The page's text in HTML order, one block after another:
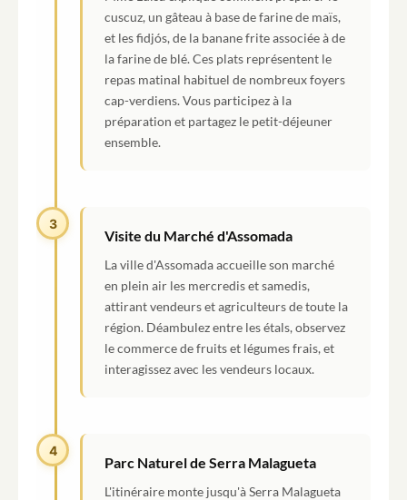
cuscuz, un gâteau à base de farine de maïs,
et les fidjós, de la banane frite associée à de
la farine de blé. Ces plats représentent le
repas matinal habituel de nombreux foyers
cap-verdiens. Vous participez à la
préparation et partagez le petit-déjeuner
ensemble.
3
Visite du Marché d'Assomada
La ville d'Assomada accueille son marché
en plein air les mercredis et samedis,
attirant vendeurs et agriculteurs de toute la
région. Déambulez entre les étals, observez
le commerce de fruits et légumes frais, et
interagissez avec les vendeurs locaux.
4
Parc Naturel de Serra Malagueta
L'itinéraire monte jusqu'à Serra Malagueta